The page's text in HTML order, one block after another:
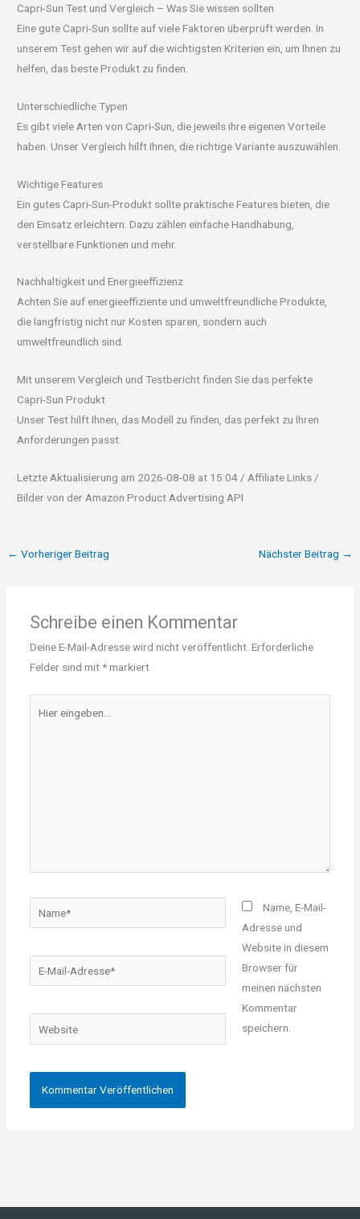
Capri-Sun Test und Vergleich – Was Sie wissen sollten
Eine gute Capri-Sun sollte auf viele Faktoren überprüft werden. In
unserem Test gehen wir auf die wichtigsten Kriterien ein, um Ihnen zu
helfen, das beste Produkt zu finden.
Unterschiedliche Typen
Es gibt viele Arten von Capri-Sun, die jeweils ihre eigenen Vorteile
haben. Unser Vergleich hilft Ihnen, die richtige Variante auszuwählen.
Wichtige Features
Ein gutes Capri-Sun-Produkt sollte praktische Features bieten, die
den Einsatz erleichtern. Dazu zählen einfache Handhabung,
verstellbare Funktionen und mehr.
Nachhaltigkeit und Energieeffizienz
Achten Sie auf energieeffiziente und umweltfreundliche Produkte,
die langfristig nicht nur Kosten sparen, sondern auch
umweltfreundlich sind.
Mit unserem Vergleich und Testbericht finden Sie das perfekte
Capri-Sun Produkt
Unser Test hilft Ihnen, das Modell zu finden, das perfekt zu Ihren
Anforderungen passt.
Letzte Aktualisierung am 2026-08-08 at 15:04 / Affiliate Links /
Bilder von der Amazon Product Advertising API
← Vorheriger Beitrag Nächster Beitrag →
Schreibe einen Kommentar
Deine E-Mail-Adresse wird nicht veröffentlicht. Erforderliche
Felder sind mit*markiert
eingeben…
Mail-
Website
Name, E-Mail-
Adresse und
Website in diesem
Browser für
meinen nächsten
Kommentar
speichern.